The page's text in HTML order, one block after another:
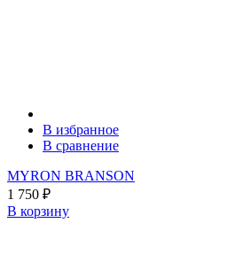
В избранное
В сравнение
MYRON BRANSON
1 750 ₽
В корзину